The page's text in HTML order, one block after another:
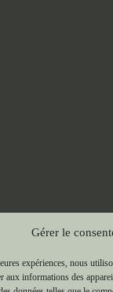
Gérer le
expériences, nous
aux informations des